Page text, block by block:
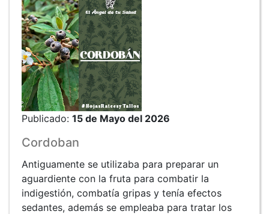
Publicado: 15 de Mayo del 2026
Cordoban
Antiguamente se utilizaba para preparar un
aguardiente con la fruta para combatir la
indigestión, combatía gripas y tenía efectos
sedantes, además se empleaba para tratar los